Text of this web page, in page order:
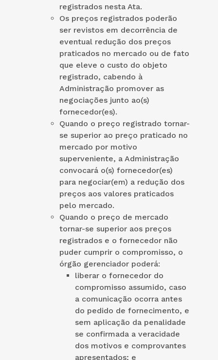
registrados nesta Ata.
Os preços registrados poderão
ser revistos em decorrência de
eventual redução dos preços
praticados no mercado ou de fato
que eleve o custo do objeto
registrado, cabendo à
Administração promover as
negociações junto ao(s)
fornecedor(es).
Quando o preço registrado tornar-
se superior ao preço praticado no
mercado por motivo
superveniente, a Administração
convocará o(s) fornecedor(es)
para negociar(em) a redução dos
preços aos valores praticados
pelo mercado.
Quando o preço de mercado
tornar-se superior aos preços
registrados e o fornecedor não
puder cumprir o compromisso, o
órgão gerenciador poderá:
liberar o fornecedor do
compromisso assumido, caso
a comunicação ocorra antes
do pedido de fornecimento, e
sem aplicação da penalidade
se confirmada a veracidade
dos motivos e comprovantes
apresentados; e